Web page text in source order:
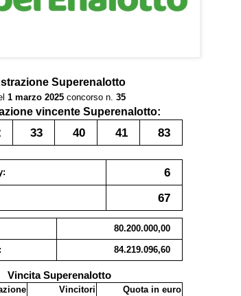
Superenalotto
1 marzo 2025concorso n. 35
vincente Superenalotto:
33 40 41 83
6
67
80.200.000,00
84.219.096,60
Vincita Superenalotto
Vincitori
Quota in euro